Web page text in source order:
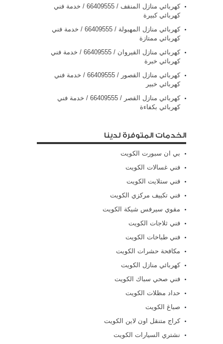
كهربائي منازل المنقف / 66409555 / خدمة فني
كهربائي كبيرة
كهربائي منازل المهبولة / 66409555 / خدمة فني
كهربائي ممتازة
كهربائي منازل القيروان / 66409555 / خدمة فني
كهربائي خبرة
كهربائي منازل القصور / 66409555 / خدمة فني
كهربائي خبير
كهربائي منازل القصر / 66409555 / خدمة فني
كهربائي بكفاءة
الخدمات المتوفرة لدينا
بي ان سبورت الكويت
فني غسالات الكويت
فني ستلايت الكويت
فني تكييف مركزي الكويت
مقوي سيرفس شيكة الكويت
فني ثلاجات الكويت
فني طباخات الكويت
مكافحة حشرات الكويت
كهربائي منازل الكويت
فني صحي سباك الكويت
حداد مظلات الكويت
صباغ الكويت
كراج متنقل اون لاين الكويت
نشتري السيارات الكويت